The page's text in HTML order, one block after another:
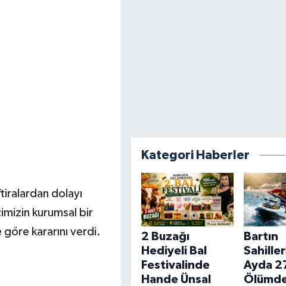
dolayı
kurumsal bir
kararını verdi.
Kategori Haberler
2 Buzağı
Hediyeli Bal
Festivalinde
Hande Ünsal
Bartın
Ayda